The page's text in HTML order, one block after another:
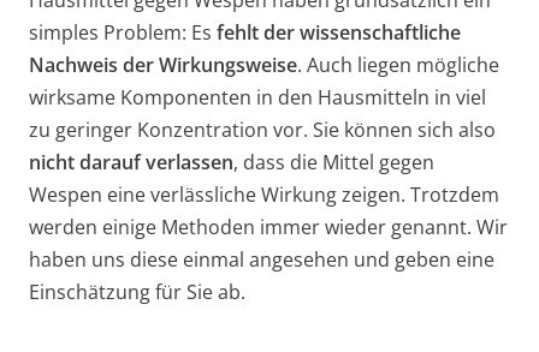
simples Problem: Es fehlt der wissenschaftliche
Nachweis der Wirkungsweise. Auch liegen mögliche
wirksame Komponenten in den Hausmitteln in viel
zu geringer Konzentration vor. Sie können sich also
nicht darauf verlassen, dass die Mittel gegen
Wespen eine verlässliche Wirkung zeigen. Trotzdem
werden einige Methoden immer wieder genannt. Wir
haben uns diese einmal angesehen und geben eine
Einschätzung für Sie ab.